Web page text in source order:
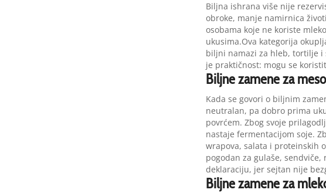
Biljna ishrana više nije
obroke, manje namirnica
osobama koje ne koriste
ukusima.Ova kategorija
biljni namazi za hleb, tortilje i
je praktičnost: mogu se
Biljne zamene za
Kada se govori o biljnim
neutralan, pa dobro prima
povrćem. Zbog svoje
nastaje fermentacijom soje.
wrapova, salata i proteinskih
pogodan za gulaše,
deklaraciju, jer sejtan nije
Biljne zamene za